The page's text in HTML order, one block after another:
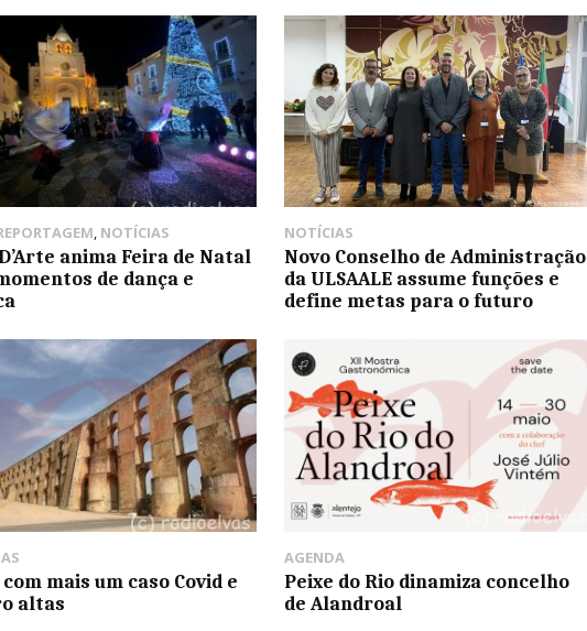
, NOTÍCIAS
anima Feira de Natal
de dança e
NOTÍCIAS
Novo Conselho de Administração
da ULSAALE assume funções e
define metas para o futuro
mais um caso Covid e
altas
AGENDA
Peixe do Rio dinamiza concelho
de Alandroal